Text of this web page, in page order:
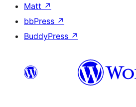
Matt ↗
bbPress ↗
BuddyPress ↗